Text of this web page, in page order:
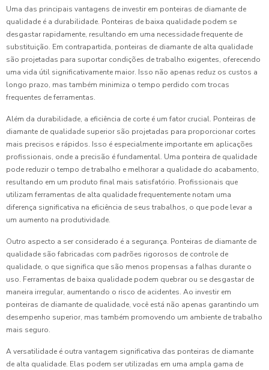
Uma das principais vantagens de investir em ponteiras de diamante de
qualidade é a durabilidade. Ponteiras de baixa qualidade podem se
desgastar rapidamente, resultando em uma necessidade frequente de
substituição. Em contrapartida, ponteiras de diamante de alta qualidade
são projetadas para suportar condições de trabalho exigentes, oferecendo
uma vida útil significativamente maior. Isso não apenas reduz os custos a
longo prazo, mas também minimiza o tempo perdido com trocas
frequentes de ferramentas.
Além da durabilidade, a eficiência de corte é um fator crucial. Ponteiras de
diamante de qualidade superior são projetadas para proporcionar cortes
mais precisos e rápidos. Isso é especialmente importante em aplicações
profissionais, onde a precisão é fundamental. Uma ponteira de qualidade
pode reduzir o tempo de trabalho e melhorar a qualidade do acabamento,
resultando em um produto final mais satisfatório. Profissionais que
utilizam ferramentas de alta qualidade frequentemente notam uma
diferença significativa na eficiência de seus trabalhos, o que pode levar a
um aumento na produtividade.
Outro aspecto a ser considerado é a segurança. Ponteiras de diamante de
qualidade são fabricadas com padrões rigorosos de controle de
qualidade, o que significa que são menos propensas a falhas durante o
uso. Ferramentas de baixa qualidade podem quebrar ou se desgastar de
maneira irregular, aumentando o risco de acidentes. Ao investir em
ponteiras de diamante de qualidade, você está não apenas garantindo um
desempenho superior, mas também promovendo um ambiente de trabalho
mais seguro.
A versatilidade é outra vantagem significativa das ponteiras de diamante
de alta qualidade. Elas podem ser utilizadas em uma ampla gama de